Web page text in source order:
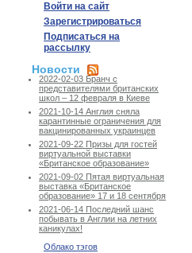
Войти на сайт
Зарегистрироваться
Подписаться на
рассылку
Новости
2022-02-03 Бранч с
представителями британских
школ – 12 февраля в Киеве
2021-10-14 Англия сняла
карантинные ограничения для
вакцинированных украинцев
2021-09-22 Призы для гостей
виртуальной выставки
«Британское образование»
2021-09-02 Пятая виртуальная
выставка «Британское
образование» 17 и 18 сентября
2021-06-14 Последний шанс
побывать в Англии на летних
каникулах!
Облако тэгов